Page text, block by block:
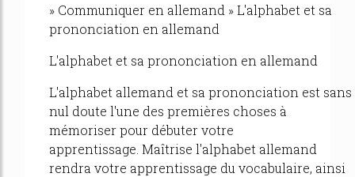
» Communiquer en allemand » L'alphabet et sa
prononciation en allemand
L'alphabet et sa prononciation en allemand
L'alphabet allemand et sa prononciation est sans
nul doute l'une des premières choses à
mémoriser pour débuter votre
apprentissage. Maîtrise l'alphabet allemand
rendra votre apprentissage du vocabulaire, ainsi